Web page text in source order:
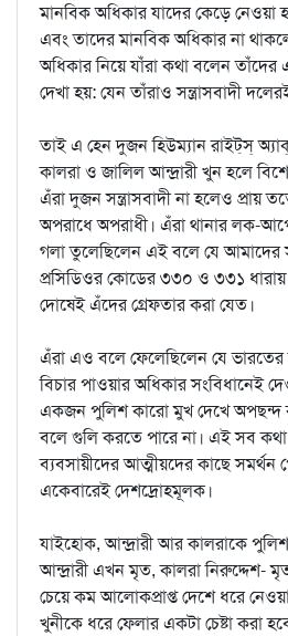
মানবিক অধিকার যাদের কেড়ে নেওয়া
এবং তাদের মানবিক অধিকার না
অধিকার নিয়ে যাঁরা কথা বলেন
দেখা হয়: যেন তাঁরাও সন্ত্রাসবাদী
তাই এ হেন দুজন হিউম্যান রাইট্‌স্‌
কালরা ও জালিল আন্দ্রারী খুন হলে
এঁরা দুজন সন্ত্রাসবাদী না হলেও প্রায়
অপরাধে অপরাধী। এঁরা থানার লক-
গলা তুলেছিলেন এই বলে যে আমাদের
প্রসিডিওর কোডের ৩৩০ ও ৩৩১ ধারায়
দোষেই এঁদের গ্রেফতার করা যেত।
এঁরা এও বলে ফেলেছিলেন যে ভারতের
বিচার পাওয়ার অধিকার সংবিধানেই
একজন পুলিশ কারো মুখ দেখে অপছন্দ
বলে গুলি করতে পারে না। এই সব কথা
ব্যবসায়ীদের আত্মীয়দের কাছে সমর্থন
একেবারেই দেশদ্রোহমূলক।
যাইহোক, আন্দ্রারী আর কালরাকে
আন্দ্রারী এখন মৃত, কালরা নিরুদ্দেশ-
চেয়ে কম আলোকপ্রাপ্ত দেশে ধরে
খুনীকে ধরে ফেলার একটা চেষ্টা করা